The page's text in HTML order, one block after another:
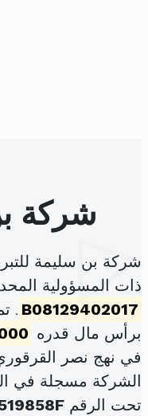
شركة
شركة بن سليمة
ذات المسؤولية
B08129402017
برأس مال قدره 5000
في نهج نصر القرقوري عدد 17
الشركة مسجلة في
تحت الرقم